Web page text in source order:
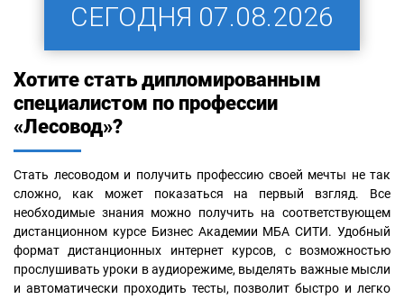
СЕГОДНЯ 07.08.2026
Хотите стать дипломированным
специалистом по профессии
«Лесовод»?
Стать лесоводом и получить профессию своей мечты не так
сложно, как может показаться на первый взгляд. Все
необходимые знания можно получить на соответствующем
дистанционном курсе Бизнес Академии МБА СИТИ. Удобный
формат дистанционных интернет курсов, с возможностью
прослушивать уроки в аудиорежиме, выделять важные мысли
и автоматически проходить тесты, позволит быстро и легко